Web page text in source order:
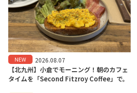
NEW 2026.08.07
【北九州】小倉でモーニング！朝のカフェ
タイムを「Second Fitzroy Coffee」で。